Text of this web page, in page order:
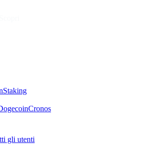
Staking
Cronos
gli utenti